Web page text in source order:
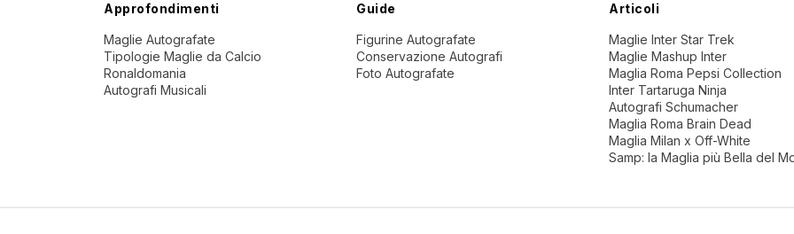
Approfondimenti
Maglie Autografate
Tipologie Maglie da Calcio
Ronaldomania
Autografi Musicali
Guide
Figurine Autografate
Conservazione Autografi
Foto Autografate
Articoli
Maglie Inter Star Trek
Maglie Mashup Inter
Maglia Roma Pepsi Collection
Inter Tartaruga Ninja
Autografi Schumacher
Maglia Roma Brain Dead
Maglia Milan x Off-White
Samp: la Maglia più Bella del